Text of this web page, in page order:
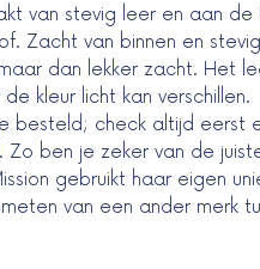
van stevig leer en aan de
Zacht van binnen en
dan lekker zacht. Het
kleur licht kan verschillen.
besteld; check altijd eerst
ben je zeker van de
gebruikt haar eigen
van een ander merk